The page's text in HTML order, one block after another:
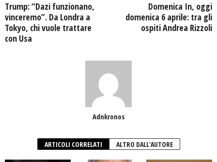
Trump: “Dazi funzionano,
vinceremo”. Da Londra a
Tokyo, chi vuole trattare
con Usa
Domenica In, oggi
domenica 6 aprile: tra gli
ospiti Andrea Rizzoli
Adnkronos
ARTICOLI CORRELATI ALTRO DALL'AUTORE